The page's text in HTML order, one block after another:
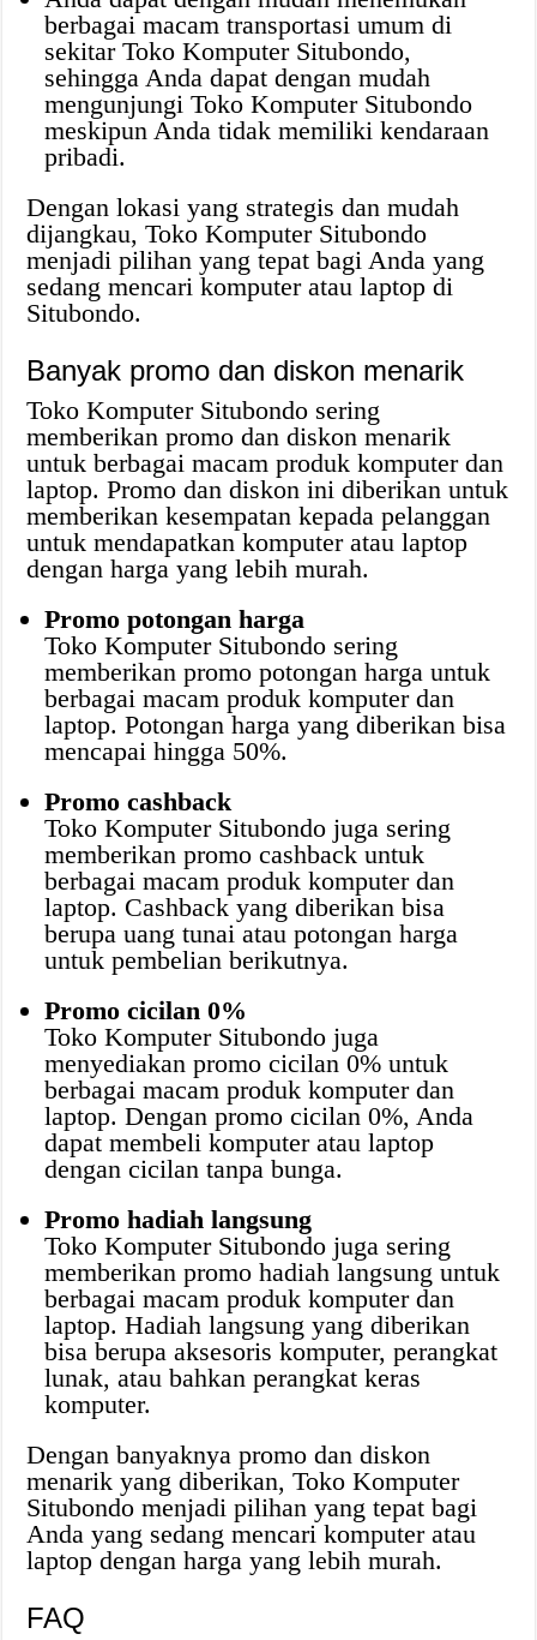
berbagai macam transportasi umum di
sekitar Toko Komputer Situbondo,
sehingga Anda dapat dengan mudah
mengunjungi Toko Komputer Situbondo
meskipun Anda tidak memiliki kendaraan
pribadi.
Dengan lokasi yang strategis dan mudah
dijangkau, Toko Komputer Situbondo
menjadi pilihan yang tepat bagi Anda yang
sedang mencari komputer atau laptop di
Situbondo.
Banyak promo dan diskon menarik
Toko Komputer Situbondo sering
memberikan promo dan diskon menarik
untuk berbagai macam produk komputer dan
laptop. Promo dan diskon ini diberikan untuk
memberikan kesempatan kepada pelanggan
untuk mendapatkan komputer atau laptop
dengan harga yang lebih murah.
Promo potongan harga
Toko Komputer Situbondo sering
memberikan promo potongan harga untuk
berbagai macam produk komputer dan
laptop. Potongan harga yang diberikan bisa
mencapai hingga 50%.
Promo cashback
Toko Komputer Situbondo juga sering
memberikan promo cashback untuk
berbagai macam produk komputer dan
laptop. Cashback yang diberikan bisa
berupa uang tunai atau potongan harga
untuk pembelian berikutnya.
Promo cicilan 0%
Toko Komputer Situbondo juga
menyediakan promo cicilan 0% untuk
berbagai macam produk komputer dan
laptop. Dengan promo cicilan 0%, Anda
dapat membeli komputer atau laptop
dengan cicilan tanpa bunga.
Promo hadiah langsung
Toko Komputer Situbondo juga sering
memberikan promo hadiah langsung untuk
berbagai macam produk komputer dan
laptop. Hadiah langsung yang diberikan
bisa berupa aksesoris komputer, perangkat
lunak, atau bahkan perangkat keras
komputer.
Dengan banyaknya promo dan diskon
menarik yang diberikan, Toko Komputer
Situbondo menjadi pilihan yang tepat bagi
Anda yang sedang mencari komputer atau
laptop dengan harga yang lebih murah.
FAQ